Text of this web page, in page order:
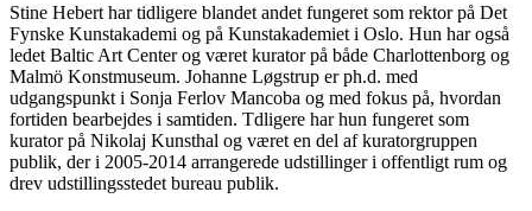
Stine Hebert har tidligere blandet andet fungeret som rektor på Det
Fynske Kunstakademi og på Kunstakademiet i Oslo. Hun har også
ledet Baltic Art Center og været kurator på både Charlottenborg og
Malmö Konstmuseum. Johanne Løgstrup er ph.d. med
udgangspunkt i Sonja Ferlov Mancoba og med fokus på, hvordan
fortiden bearbejdes i samtiden. Tdligere har hun fungeret som
kurator på Nikolaj Kunsthal og været en del af kuratorgruppen
publik, der i 2005-2014 arrangerede udstillinger i offentligt rum og
drev udstillingsstedet bureau publik.